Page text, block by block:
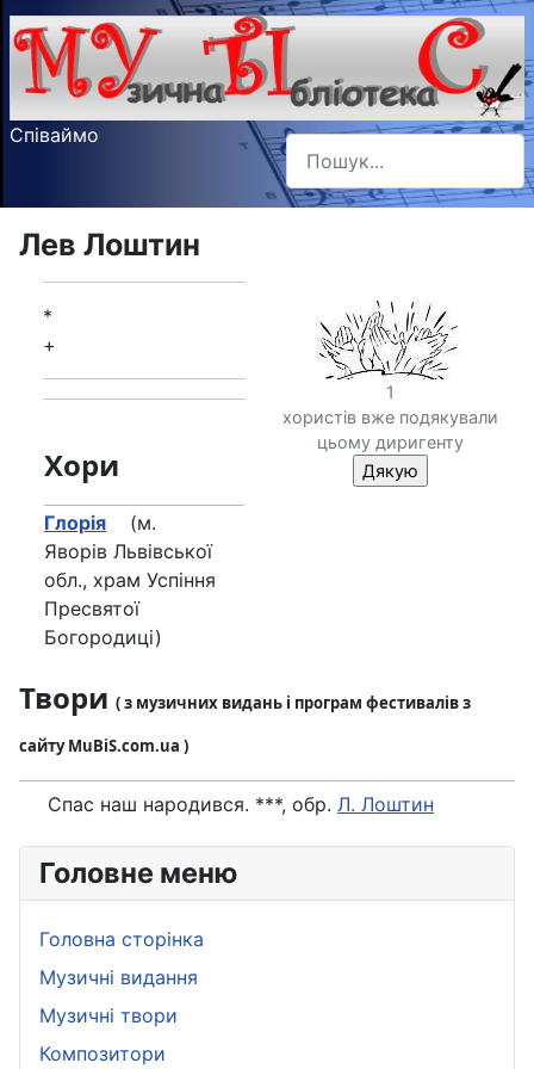
Співаймо Пошук
Type 2 or more characters
Головне меню
Головна сторінка
Музичні видання
Музичні твори
Композитори
Лев Лоштин
1
хористів вже подякували
цьому диригенту
*
+
Хори
Глорія (м.
Яворів Львівської
обл., храм Успіння
Пресвятої
Богородиці)
Твори ( з музичних видань і програм фестивалів з
сайту MuBiS.com.ua )
Спас наш народився. ***, обр. Л. Лоштин